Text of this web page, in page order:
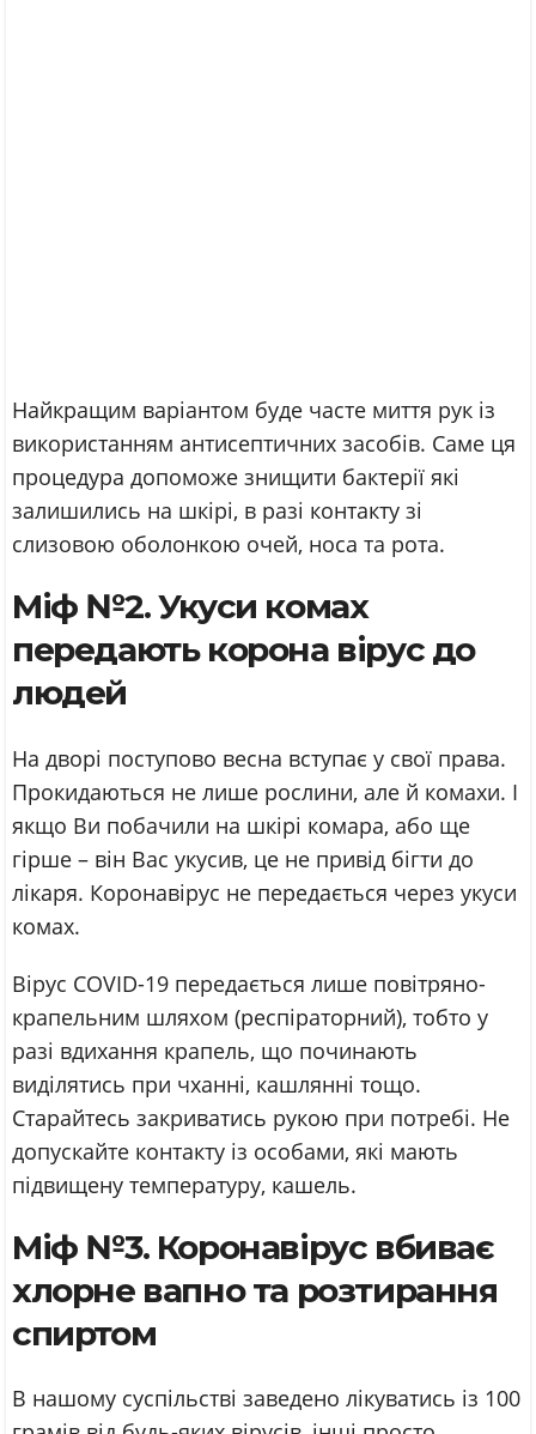
Найкращим варіантом буде часте миття рук із
використанням антисептичних засобів. Саме ця
процедура допоможе знищити бактерії які
залишились на шкірі, в разі контакту зі
слизовою оболонкою очей, носа та рота.
Міф №2. Укуси комах
передають корона вірус до
людей
На дворі поступово весна вступає у свої права.
Прокидаються не лише рослини, але й комахи. І
якщо Ви побачили на шкірі комара, або ще
гірше – він Вас укусив, це не привід бігти до
лікаря. Коронавірус не передається через укуси
комах.
Вірус COVID-19 передається лише повітряно-
крапельним шляхом (респіраторний), тобто у
разі вдихання крапель, що починають
виділятись при чханні, кашлянні тощо.
Старайтесь закриватись рукою при потребі. Не
допускайте контакту із особами, які мають
підвищену температуру, кашель.
Міф №3. Коронавірус вбиває
хлорне вапно та розтирання
спиртом
В нашому суспільстві заведено лікуватись із 100